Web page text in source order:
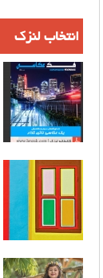
انتخاب لنزک